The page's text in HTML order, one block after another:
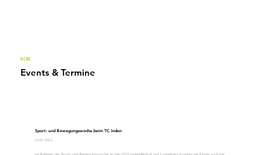
NEWS
Events & Termine
Sport- und Bewegungswoche beim TC Inden
03.07.2026